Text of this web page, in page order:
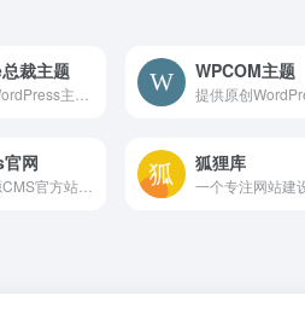
裁主题 WPCOM主题
网
全球流行开源CMS官方站点，提供免费网站搭建软件、海量主题和插件，支持用户创建博客、商店及各类应用，拥有详细文档和全球社区
狐狸库